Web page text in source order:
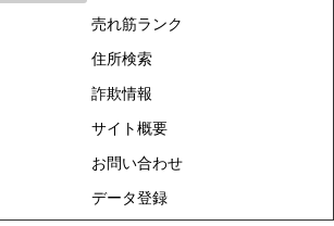
売れ筋ランク
住所検索
詐欺情報
サイト概要
お問い合わせ
データ登録